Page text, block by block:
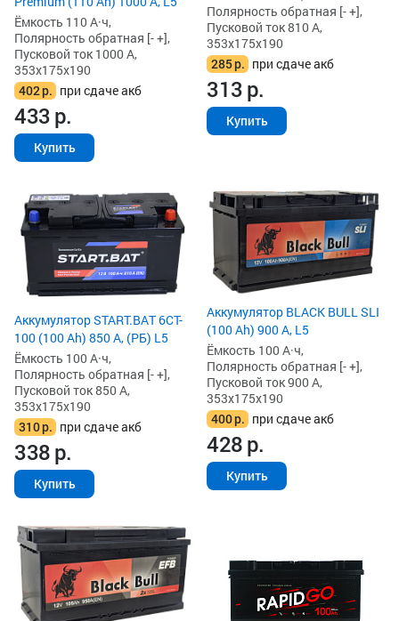
Ёмкость 110 А·ч,
Полярность обратная [- +],
Пусковой ток 1000 А,
353x175x190
402р. при сдаче акб
433р.
Купить
Полярность обратная [- +],
Пусковой ток 810 А,
353x175x190
285р. при сдаче акб
313р.
Купить
Аккумулятор START.BAT 6CT-
100 (100 Ah) 850 А, (РБ) L5
Ёмкость 100 А·ч,
Полярность обратная [- +],
Пусковой ток 850 А,
353x175x190
310р. при сдаче акб
338р.
Купить
Аккумулятор BLACK BULL SLI
(100 Ah) 900 А, L5
Ёмкость 100 А·ч,
Полярность обратная [- +],
Пусковой ток 900 А,
353x175x190
400р. при сдаче акб
428р.
Купить